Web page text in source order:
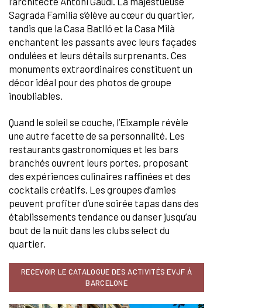
Sagrada Familia s’élève au cœur du quartier,
tandis que la Casa Batlló et la Casa Milà
enchantent les passants avec leurs façades
ondulées et leurs détails surprenants. Ces
monuments extraordinaires constituent un
décor idéal pour des photos de groupe
inoubliables.
Quand le soleil se couche, l’Eixample révèle
une autre facette de sa personnalité. Les
restaurants gastronomiques et les bars
branchés ouvrent leurs portes, proposant
des expériences culinaires raffinées et des
cocktails créatifs. Les groupes d’amies
peuvent profiter d’une soirée tapas dans des
établissements tendance ou danser jusqu’au
bout de la nuit dans les clubs select du
quartier.
RECEVOIR LE CATALOGUE DES ACTIVITÉS EVJF À
BARCELONE